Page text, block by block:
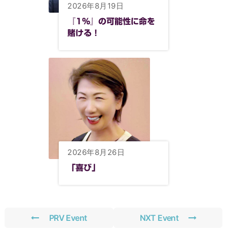
2026年8月19日
『1%』の可能性に命を
賭ける！
2026年8月26日
「喜び」
PRV Event NXT Event